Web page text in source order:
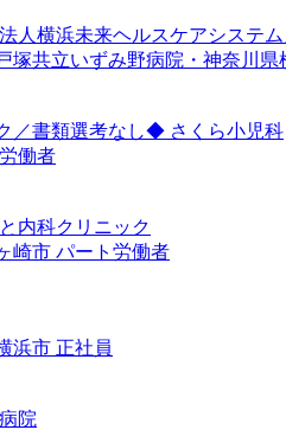
人横浜未来ヘルスケアシステ
塚共立いずみ野病院・神奈川県
書類選考なし◆ さくら小児科
働者
内科クリニック
崎市 パート労働者
浜市 正社員
院